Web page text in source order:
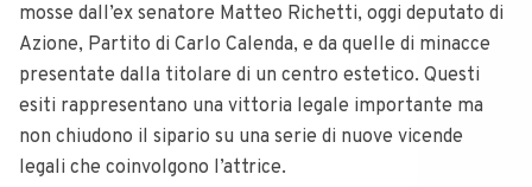
mosse dall’ex senatore Matteo Richetti, oggi deputato di
Azione, Partito di Carlo Calenda, e da quelle di minacce
presentate dalla titolare di un centro estetico. Questi
esiti rappresentano una vittoria legale importante ma
non chiudono il sipario su una serie di nuove vicende
legali che coinvolgono l’attrice.